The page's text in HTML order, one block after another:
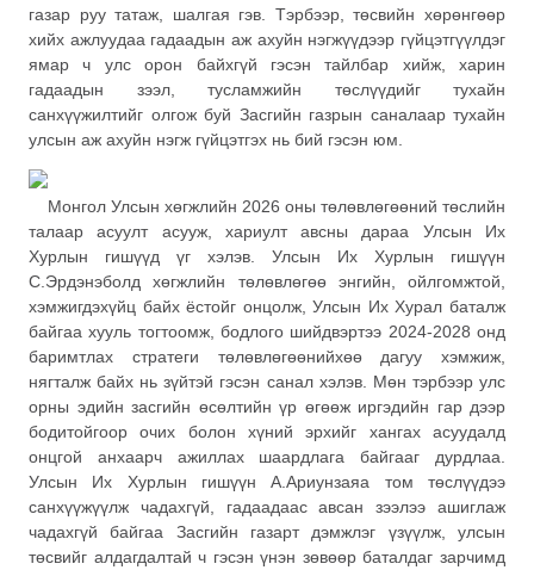
газар руу татаж, шалгая гэв. Тэрбээр, төсвийн хөрөнгөөр
хийх ажлуудаа гадаадын аж ахуйн нэгжүүдээр гүйцэтгүүлдэг
ямар ч улс орон байхгүй гэсэн тайлбар хийж, харин
гадаадын зээл, тусламжийн төслүүдийг тухайн
санхүүжилтийг олгож буй Засгийн газрын саналаар тухайн
улсын аж ахуйн нэгж гүйцэтгэх нь бий гэсэн юм.
Монгол Улсын хөгжлийн 2026 оны төлөвлөгөөний төслийн
талаар асуулт асууж, хариулт авсны дараа Улсын Их
Хурлын гишүүд үг хэлэв. Улсын Их Хурлын гишүүн
С.Эрдэнэболд хөгжлийн төлөвлөгөө энгийн, ойлгомжтой,
хэмжигдэхүйц байх ёстойг онцолж, Улсын Их Хурал баталж
байгаа хууль тогтоомж, бодлого шийдвэртээ 2024-2028 онд
баримтлах стратеги төлөвлөгөөнийхөө дагуу хэмжиж,
нягталж байх нь зүйтэй гэсэн санал хэлэв. Мөн тэрбээр улс
орны эдийн засгийн өсөлтийн үр өгөөж иргэдийн гар дээр
бодитойгоор очих болон хүний эрхийг хангах асуудалд
онцгой анхаарч ажиллах шаардлага байгааг дурдлаа.
Улсын Их Хурлын гишүүн А.Ариунзаяа том төслүүдээ
санхүүжүүлж чадахгүй, гадаадаас авсан зээлээ ашиглаж
чадахгүй байгаа Засгийн газарт дэмжлэг үзүүлж, улсын
төсвийг алдагдалтай ч гэсэн үнэн зөвөөр баталдаг зарчимд